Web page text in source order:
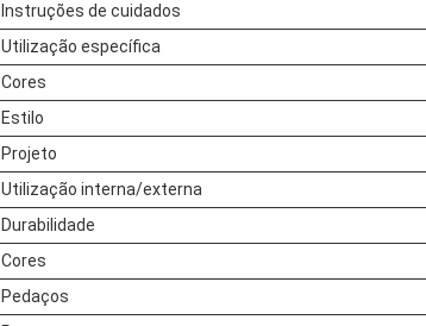
Instruções de cuidados
Utilização específica
Cores
Estilo
Projeto
Utilização interna/externa
Durabilidade
Cores
Pedaços